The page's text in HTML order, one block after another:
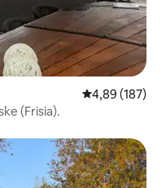
4,89 de uma
4,89 (187)
(Frisia).